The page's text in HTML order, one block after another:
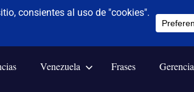
Venezuela Frases Gerencia